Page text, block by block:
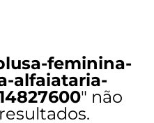
feminina-
alfaiataria-